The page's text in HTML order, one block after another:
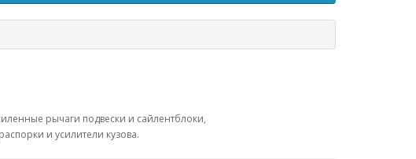
рычаги подвески и сайлентблоки,
и усилители кузова.